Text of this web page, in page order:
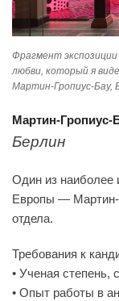
Фрагмент
любви, который я
Мартин-Гропиус-Бау,
Мартин-Гропиус-
Берлин
Один из наиболее
Европы — Мартин-
отдела.
Требования к
• Ученая степень,
• Опыт работы в